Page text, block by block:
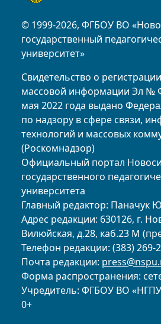
© 1999-2026, ФГБОУ ВО
государственный
университет»
Свидетельство о
массовой информации Эл №
мая 2022 года выдано
по надзору в сфере связи,
технологий и массовых
(Роскомнадзор)
Официальный портал
государственного
университета
Главный редактор: Паначук
Адрес редакции: 630126, г.
Вилюйская, д.28, каб.23 М
Телефон редакции: (383) 269-
Почта редакции:
Форма распространения:
Учредитель: ФГБОУ ВО
0+